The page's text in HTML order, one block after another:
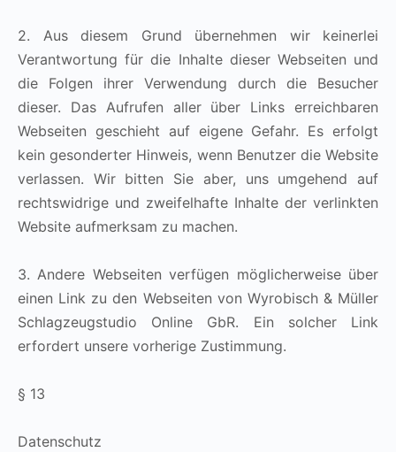
2. Aus diesem Grund übernehmen wir keinerlei
Verantwortung für die Inhalte dieser Webseiten und
die Folgen ihrer Verwendung durch die Besucher
dieser. Das Aufrufen aller über Links erreichbaren
Webseiten geschieht auf eigene Gefahr. Es erfolgt
kein gesonderter Hinweis, wenn Benutzer die Website
verlassen. Wir bitten Sie aber, uns umgehend auf
rechtswidrige und zweifelhafte Inhalte der verlinkten
Website aufmerksam zu machen.
3. Andere Webseiten verfügen möglicherweise über
einen Link zu den Webseiten von Wyrobisch &Müller
Schlagzeugstudio Online GbR. Ein solcher Link
erfordert unsere vorherige Zustimmung.
§ 13
Datenschutz